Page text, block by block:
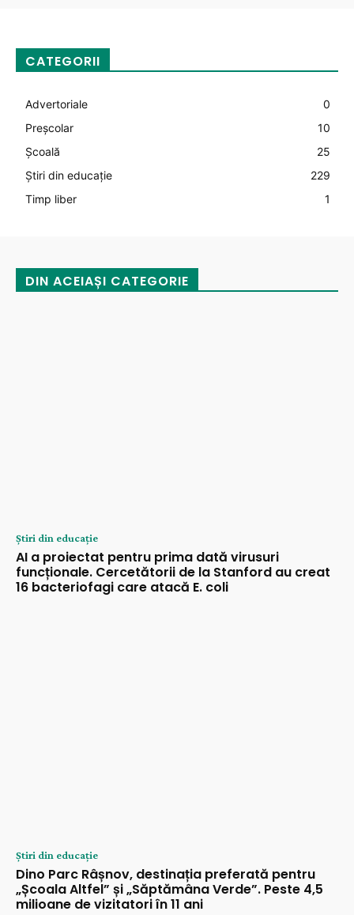
CATEGORII
Advertoriale
0
Preșcolar
10
Şcoală
25
Știri din educație
229
Timp liber
1
DIN ACEIAȘI CATEGORIE
Știri din educație
AI a proiectat pentru prima dată virusuri
funcționale. Cercetătorii de la Stanford au creat
16 bacteriofagi care atacă E. coli
Știri din educație
Dino Parc Râșnov, destinația preferată pentru
„Școala Altfel” și „Săptămâna Verde”. Peste 4,5
milioane de vizitatori în 11 ani